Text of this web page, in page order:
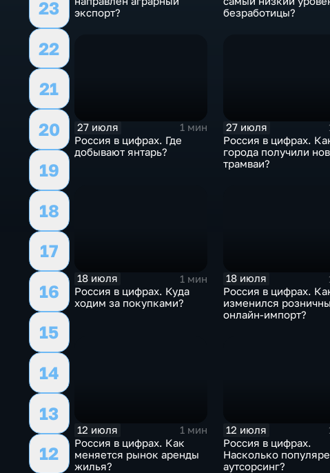
23
22
21
20
19
18
17
16
15
14
13
12
экспорт?
безработицы?
27 июля
1 мин
Россия в цифрах. Где
добывают янтарь?
27 июля
Россия в цифрах.
города получили
трамваи?
18 июля
1 мин
Россия в цифрах. Куда
ходим за покупками?
18 июля
Россия в цифрах.
изменился
онлайн-импорт?
12 июля
1 мин
Россия в цифрах. Как
меняется рынок аренды
жилья?
12 июля
Россия в цифрах.
Насколько
аутсорсинг?